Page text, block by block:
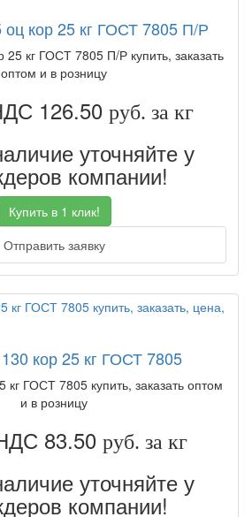
оц кор 25 кг ГОСТ 7805 П/Р
25 кг ГОСТ 7805 П/Р купить, заказать
оптом и в розницу
126.50 руб. за кг
уточняйте у
компании!
Купить в 1 клик!
Отправить заявку
кор 25 кг ГОСТ 7805
кг ГОСТ 7805 купить, заказать оптом
и в розницу
83.50 руб. за кг
уточняйте у
компании!